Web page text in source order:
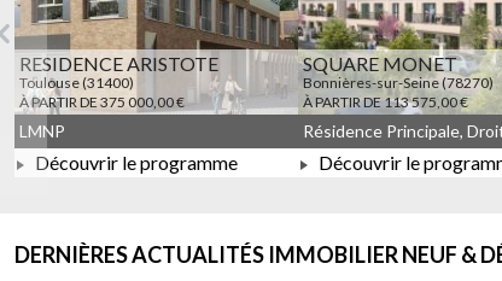
Précédent
RESIDENCE ARISTOTE
Toulouse (31400)
À PARTIR DE 375 000,00 €
À PARTIR DE 375 000,00 €
LMNP
Découvrir le programme
SQUARE MONET
Bonnières-sur-Seine (78270)
À PARTIR DE 113 575,00 €
À PARTIR DE 113
Découvrir le
DERNIÈRES ACTUALITÉS IMMOBILIER NEUF &